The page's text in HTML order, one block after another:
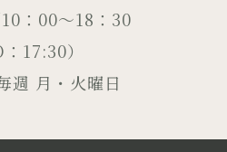
：00～18：30
：17:30）
週 月・火曜日